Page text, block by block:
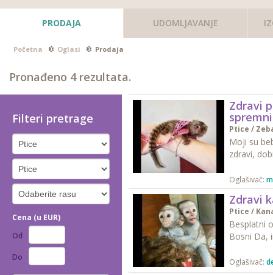
PRODAJA UDOMLJAVANJE
Početna Oglasi Prodaja
Pronađeno 4rezultata.
Filteri pretrage
Cena (u EUR)
Od
Do
Zdravi
Ptice /
Moji su
zdravi,
Oglašivač:
Zdravi
Ptice /
Besplatni
Bosni Da,
Oglašivač: